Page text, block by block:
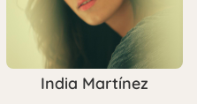
India Martínez